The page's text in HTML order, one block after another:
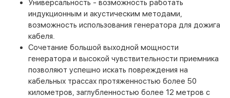
Универсальность - возможность работать
индукционным и акустическим методами,
возможность использования генератора для дожига
кабеля.
Сочетание большой выходной мощности
генератора и высокой чувствительности приемника
позволяют успешно искать повреждения на
кабельных трассах протяженностью более 50
километров, заглубленностью более 12 метров с